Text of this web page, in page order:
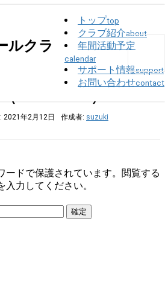
トップtop
クラブ紹介about
年間活動予定
calendar
サポート情報 support
お問い合わせcontact
中: 県3部ﾘｰｸﾞE［県央FC 2nd 対 県央FC 3rd］
ﾘｰｸﾞE［県央FC 2nd 対
2021年2月12日 作成者: suzuki
ードで保護されています。閲覧する
力してください。